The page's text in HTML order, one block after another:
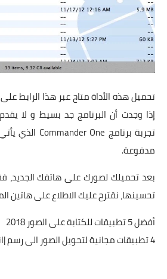
تحميل هذه الأداة متاح عبر هذا الرابطعلى
إذا وجدت أن البرنامج جد بسيط و لا
تجربة برنامج
الذي
مدفوعة.
بعد تحميلك لصورك على هاتفك الجديد،
تحسينها، نقترح عليك الاطلاع على هاتين
أفضل 5 تطبيقات للكتابة على الصور 2018
4 تطبيقات مجانية لتحويل الصور الى رسم |اندرويد - IOS - ويب|